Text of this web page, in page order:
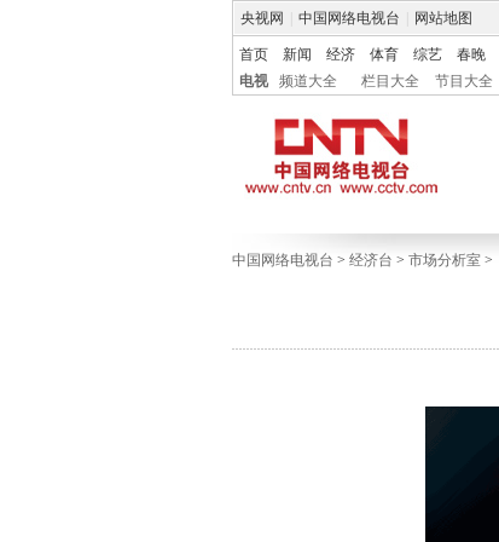
央视网 中国网络电视台 网站地图
首页 新闻 经济 体育 综艺 春晚
电视
频道大全 栏目大全 节目大全
中国网络电视台 > 经济台 > 市场分析室 >